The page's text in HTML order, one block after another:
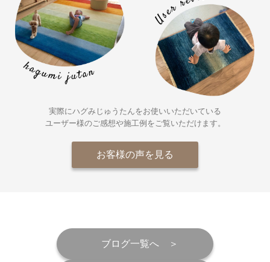
実際にハグみじゅうたんをお使いいただいている
ユーザー様のご感想や施工例をご覧いただけます。
お客様の声を見る
ブログ一覧へ